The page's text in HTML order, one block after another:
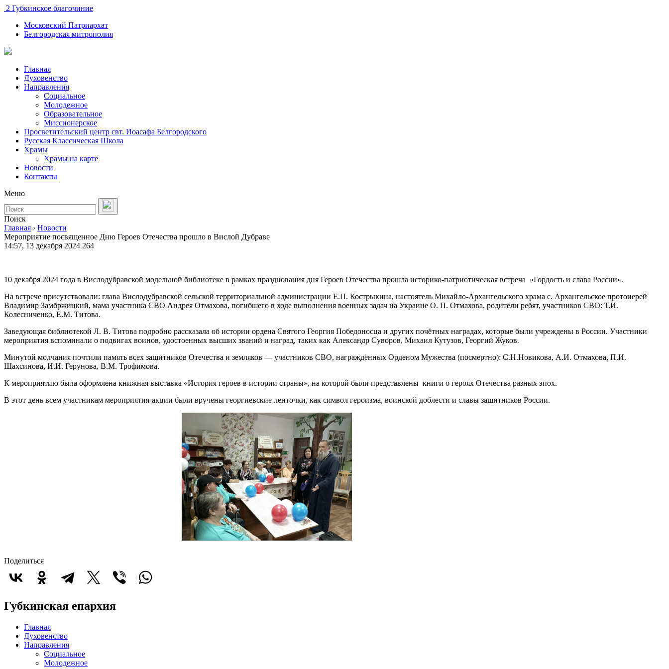
2 Губкинское благочиние
Московский Патриархат
Белгородская митрополия
Главная
Духовенство
Направления
Социальное
Молодежное
Образовательное
Миссионерское
Просветительский центр свт. Иоасафа Белгородского
Русская Классическая Школа
Храмы
Храмы на карте
Новости
Контакты
Меню
Поиск
Главная › Новости
Мероприятие посвященное Дню Героев Отечества прошло в Вислой Дубраве
14:57, 13 декабря 2024 264
10 декабря 2024 года в Вислодубравской модельной библиотеке в рамках празднования дня Героев Отечества прошла историко-патриотическая встреча «Гордость и слава России».
На встрече присутствовали: глава Вислодубравской сельской территориальной администрации Е.П. Кострыкина, настоятель Михайло-Архангельского храма с. Архангельское протоиерей
Владимир Замбржицкий, мама участника СВО Андрея Отмахова, погибшего в ходе выполнения военных задач на Украине О. П. Отмахова, родители ребят, участников СВО: Т.И.
Колесниченко, Е.М. Титова.
Заведующая библиотекой Л. В. Титова подробно рассказала об истории ордена Святого Георгия Победоносца и других почётных наградах, которые были учреждены в России. Участники
мероприятия вспоминали о подвигах воинов, удостоенных высших званий и наград, таких как Александр Суворов, Михаил Кутузов, Георгий Жуков.
Минутой молчания почтили память всех защитников Отечества и земляков — участников СВО, награждённых Орденом Мужества (посмертно): С.Н.Новикова, А.И. Отмахова, П.И.
Шахсинова, И.И. Герунова, В.М. Трофимова.
К мероприятию была оформлена книжная выставка «История героев в истории страны», на которой были представлены книги о героях Отечества разных эпох.
В этот день всем участникам мероприятия-акции были вручены георгиевские ленточки, как символ героизма, воинской доблести и славы защитников России.
Поделиться
Губкинская епархия
Главная
Духовенство
Направления
Социальное
Молодежное